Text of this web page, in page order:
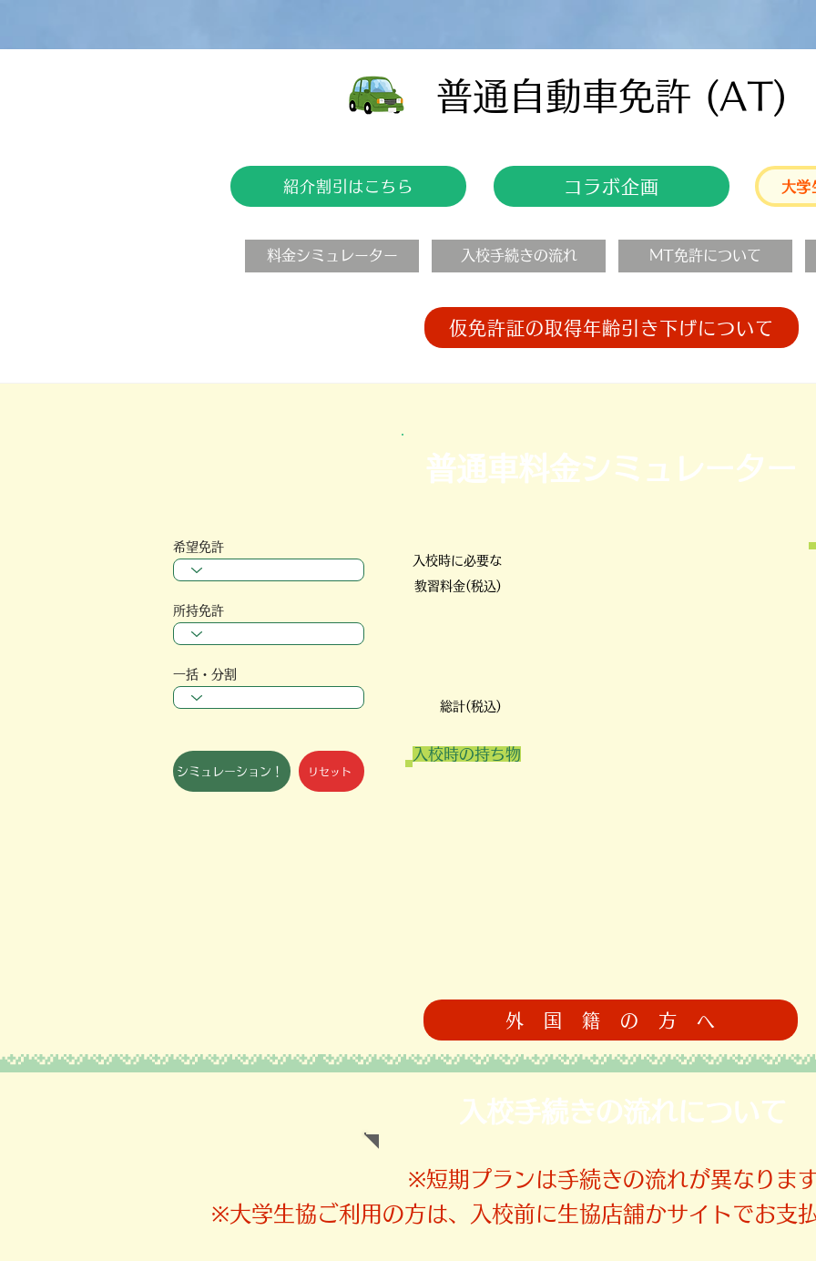
​普通自動車免許 (AT)
紹介割引はこちら コラボ企画 大学
料金シミュレーター 入校手続きの流れ MT免許について
仮免許証の取得年齢引き下げについて
普通車料金シミュレーター
希望免許
所持免許
一括・分割
シミュレーション！ リセット
入校時に必要な
教習料金(税込)
​総計(税込)
入校時の持ち物
外 国 籍 の 方 へ
​入校手続きの流れについて
​※短期プランは手続きの流れが異なりま
​※大学生協ご利用の方は、入校前に生協店舗かサイトでお支